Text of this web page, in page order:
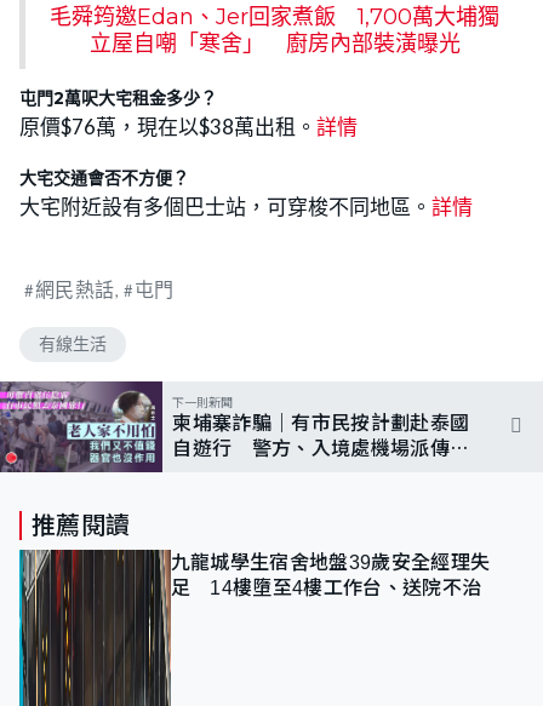
毛舜筠邀Edan、Jer回家煮飯 1,700萬大埔獨
立屋自嘲「寒舍」 廚房內部裝潢曝光
屯門2萬呎大宅租金多少？
原價$76萬，現在以$38萬出租。 詳情
大宅交通會否不方便？
大宅附近設有多個巴士站，可穿梭不同地區。 詳情
網民熱話 屯門
有線生活
下一則新聞
柬埔寨詐騙｜有市民按計劃赴泰國
自遊行 警方、入境處機場派傳單
推薦閱讀
九龍城學生宿舍地盤39歲安全經理失
足 14樓墮至4樓工作台、送院不治